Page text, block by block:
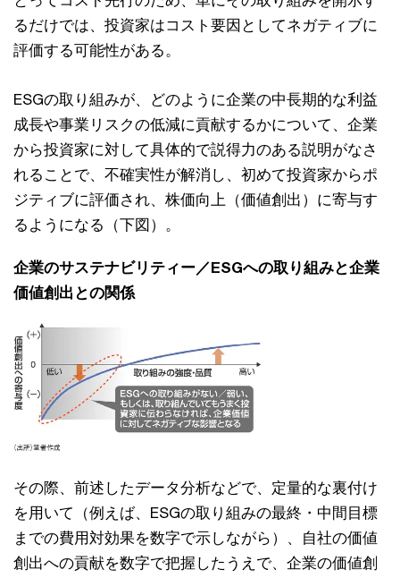
るだけでは、投資家はコスト要因としてネガティブに
評価する可能性がある。
ESGの取り組みが、どのように企業の中⻑期的な利益
成⻑や事業リスクの低減に貢献するかについて、企業
から投資家に対して具体的で説得⼒のある説明がなさ
れることで、不確実性が解消し、初めて投資家からポ
ジティブに評価され、株価向上（価値創出）に寄与す
るようになる（下図）。
企業のサステナビリティー／ESGへの取り組みと企業
価値創出との関係
その際、前述したデータ分析などで、定量的な裏付け
を⽤いて（例えば、ESGの取り組みの最終・中間⽬標
までの費⽤対効果を数字で⽰しながら）、⾃社の価値
創出への貢献を数字で把握したうえで、企業の価値創